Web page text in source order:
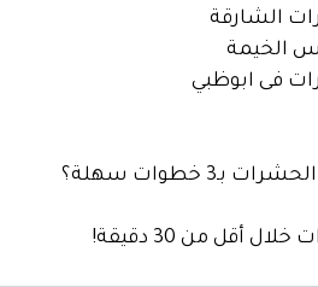
الشارقة
الخيمة
فى ابوظبي
خطوات سهلة؟
أقل من 30 دقيقة!